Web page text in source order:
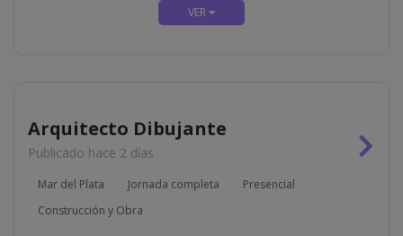
Arquitecto Dibujante
Publicado hace 2 días
Mar del Plata Jornada completa
Presencial
Construcción y Obra